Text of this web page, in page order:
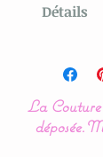
Détails
Notre
La
déposée.